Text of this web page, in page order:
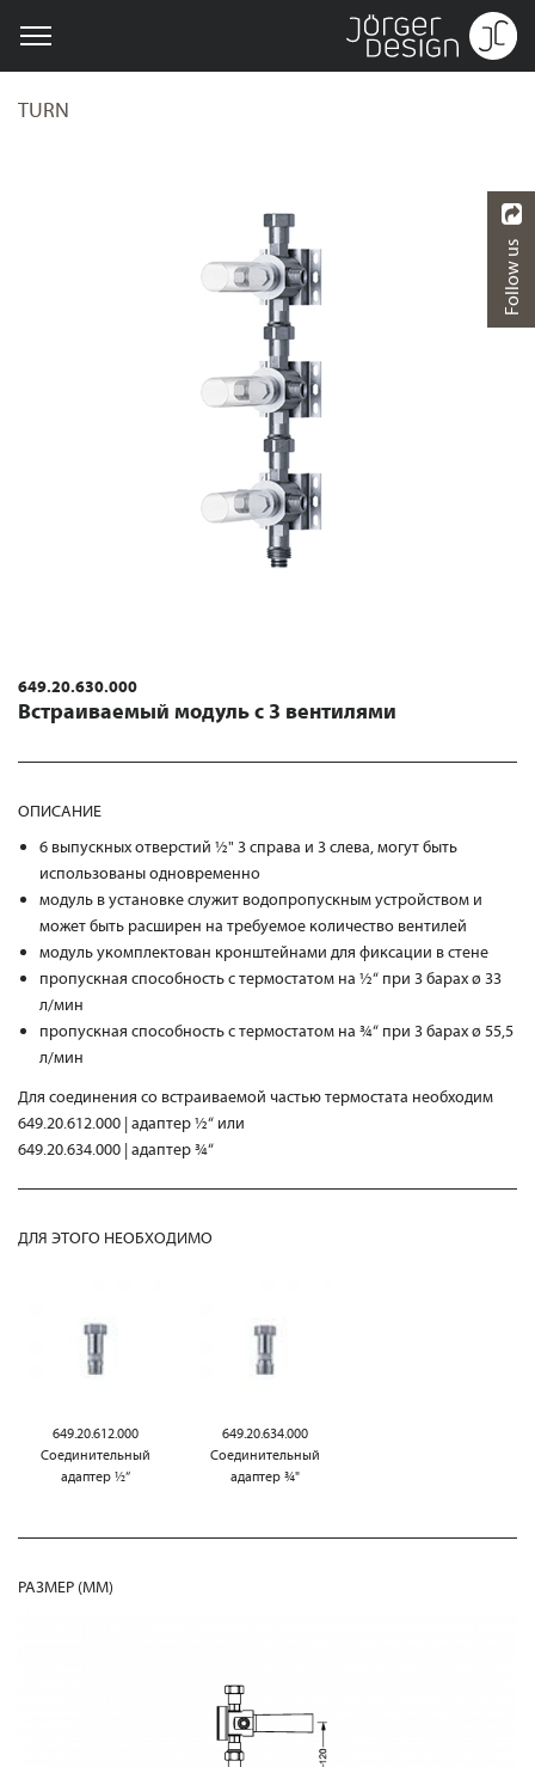
TURN
649.20.630.000
Встраиваемый модуль с 3 вентилями
ОПИСАНИЕ
6 выпускных отверстий ½" 3 справа и 3 слева, могут быть
использованы одновременно
модуль в установке служит водопропускным устройством и
может быть расширен на требуемое количество вентилей
модуль укомплектован кронштейнами для фиксации в стене
пропускная способность с термостатом на ½“ при 3 барах ø 33
л/мин
пропускная способность с термостатом на ¾“ при 3 барах ø 55,5
л/мин
Для соединения со встраиваемой частью термостата необходим
649.20.612.000 | адаптер ½“ или
649.20.634.000 | адаптер ¾“
ДЛЯ ЭТОГО НЕОБХОДИМО
649.20.612.000
Соединительный
адаптер ½“
649.20.634.000
Соединительный
адаптер ¾"
РАЗМЕР (MM)
Follow us